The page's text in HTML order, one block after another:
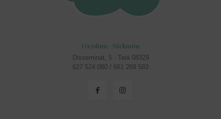
Oxydum · Nicknom
Disseminat, 5 · Teià 08329
627 524 080 / 661 269 583